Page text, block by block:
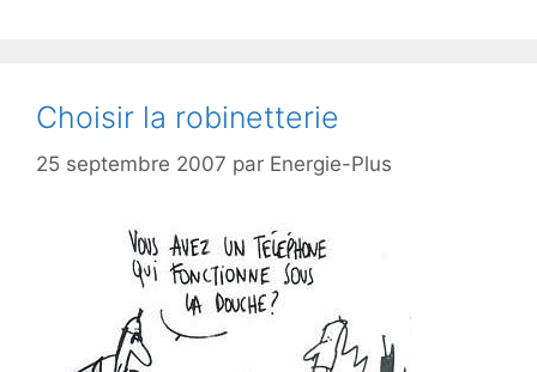
Choisir la robinetterie
25 septembre 2007 par Energie-Plus